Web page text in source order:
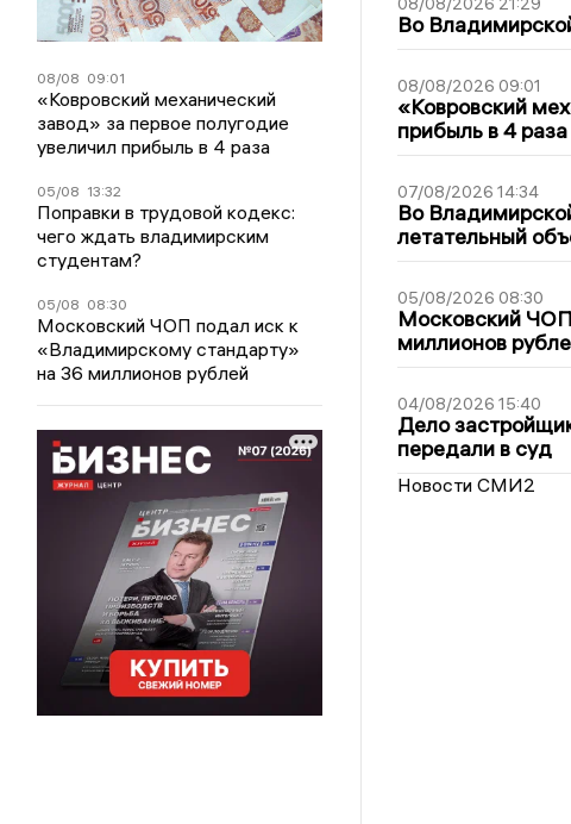
08/08 09:01
«Ковровский механический
завод» за первое полугодие
увеличил прибыль в 4 раза
05/08 13:32
Поправки в трудовой кодекс:
чего ждать владимирским
студентам?
05/08 08:30
Московский ЧОП подал иск к
«Владимирскому стандарту»
на 36 миллионов рублей
Во
08/08/2026 09:01
«Ковровский
прибыль в 4 раза
07/08/2026 14:34
Во
летательный
05/08/2026 08:30
Московский
миллионов
04/08/2026 15:40
Дело
передали в суд
Новости СМИ2